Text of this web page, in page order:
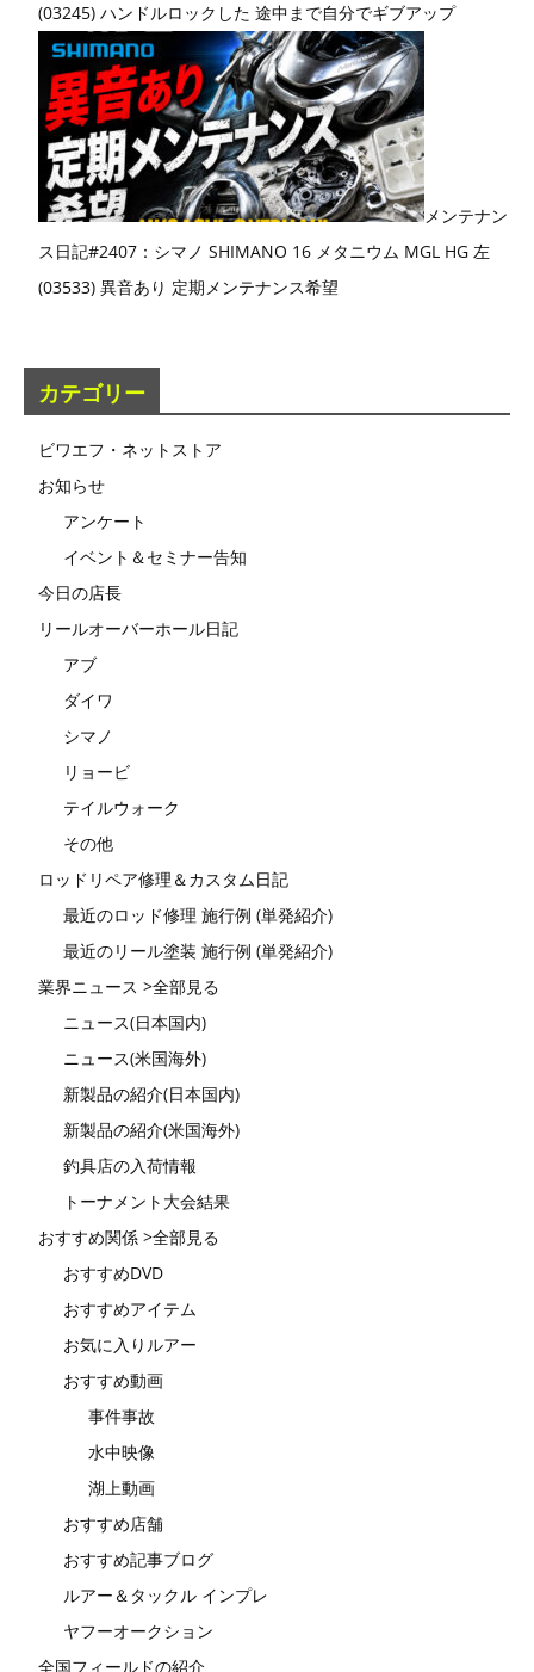
(03245) ハンドルロックした 途中まで自分でギブアップ
メンテナン
ス日記#2407：シマノ SHIMANO 16 メタニウム MGL HG 左
(03533) 異音あり 定期メンテナンス希望
カテゴリー
ビワエフ・ネットストア
お知らせ
アンケート
イベント＆セミナー告知
今日の店長
リールオーバーホール日記
アブ
ダイワ
シマノ
リョービ
テイルウォーク
その他
ロッドリペア修理＆カスタム日記
最近のロッド修理 施行例 (単発紹介)
最近のリール塗装 施行例 (単発紹介)
業界ニュース >全部見る
ニュース(日本国内)
ニュース(米国海外)
新製品の紹介(日本国内)
新製品の紹介(米国海外)
釣具店の入荷情報
トーナメント大会結果
おすすめ関係 >全部見る
おすすめDVD
おすすめアイテム
お気に入りルアー
おすすめ動画
事件事故
水中映像
湖上動画
おすすめ店舗
おすすめ記事ブログ
ルアー＆タックル インプレ
ヤフーオークション
全国フィールドの紹介